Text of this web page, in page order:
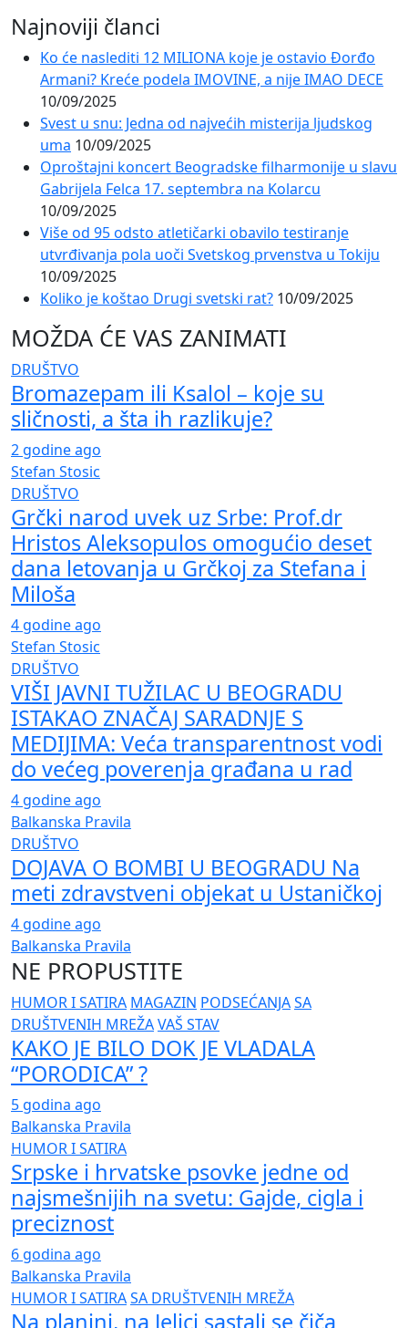
Najnoviji članci
Ko će naslediti 12 MILIONA koje je ostavio Đorđo
Armani? Kreće podela IMOVINE, a nije IMAO DECE
10/09/2025
Svest u snu: Jedna od najvećih misterija ljudskog
uma 10/09/2025
Oproštajni koncert Beogradske filharmonije u slavu
Gabrijela Felca 17. septembra na Kolarcu
10/09/2025
Više od 95 odsto atletičarki obavilo testiranje
utvrđivanja pola uoči Svetskog prvenstva u Tokiju
10/09/2025
Koliko je koštao Drugi svetski rat? 10/09/2025
MOŽDA ĆE VAS ZANIMATI
DRUŠTVO
Bromazepam ili Ksalol – koje su
sličnosti, a šta ih razlikuje?
2 godine ago
Stefan Stosic
DRUŠTVO
Grčki narod uvek uz Srbe: Prof.dr
Hristos Aleksopulos omogućio deset
dana letovanja u Grčkoj za Stefana i
Miloša
4 godine ago
Stefan Stosic
DRUŠTVO
VIŠI JAVNI TUŽILAC U BEOGRADU
ISTAKAO ZNAČAJ SARADNJE S
MEDIJIMA: Veća transparentnost vodi
do većeg poverenja građana u rad
4 godine ago
Balkanska Pravila
DRUŠTVO
DOJAVA O BOMBI U BEOGRADU Na
meti zdravstveni objekat u Ustaničkoj
4 godine ago
Balkanska Pravila
NE PROPUSTITE
HUMOR I SATIRA MAGAZIN PODSEĆANJASA
DRUŠTVENIH MREŽAVAŠ STAV
KAKO JE BILO DOK JE VLADALA
“PORODICA” ?
5 godina ago
Balkanska Pravila
HUMOR I SATIRA
Srpske i hrvatske psovke jedne od
najsmešnijih na svetu: Gajde, cigla i
preciznost
6 godina ago
Balkanska Pravila
HUMOR I SATIRASA DRUŠTVENIH MREŽA
Na planini, na Jelici sastali se čiča